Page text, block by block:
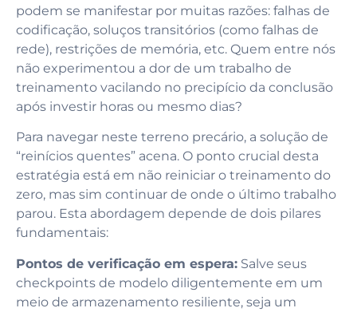
podem se manifestar por muitas razões: falhas de
codificação, soluços transitórios (como falhas de
rede), restrições de memória, etc. Quem entre nós
não experimentou a dor de um trabalho de
treinamento vacilando no precipício da conclusão
após investir horas ou mesmo dias?
Para navegar neste terreno precário, a solução de
“reinícios quentes” acena. O ponto crucial desta
estratégia está em não reiniciar o treinamento do
zero, mas sim continuar de onde o último trabalho
parou. Esta abordagem depende de dois pilares
fundamentais:
Pontos de verificação em espera: Salve seus
checkpoints de modelo diligentemente em um
meio de armazenamento resiliente, seja um